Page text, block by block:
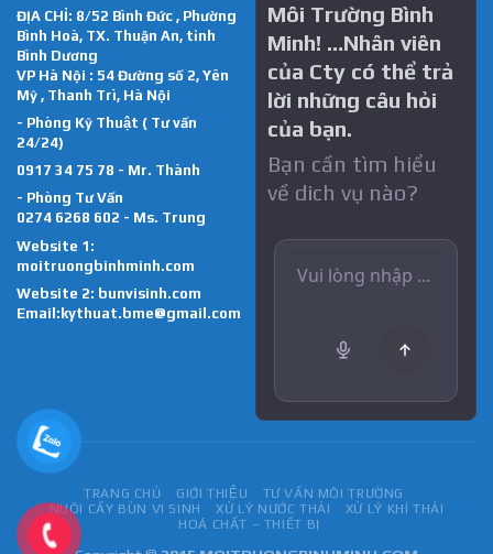
ĐỊA CHỈ: 8/52 Bình Đức , Phường
Bình Hoà, TX. Thuận An, tỉnh
Bình Dương
VP Hà Nội : 54 Đường số 2, Yên
Mỹ , Thanh Trì, Hà Nội
- Phòng Kỹ Thuật ( Tư vấn
24/24)
0917 34 75 78 - Mr. Thành
- Phòng Tư Vấn
0274 6268 602 - Ms. Trung
Website 1:
moitruongbinhminh.com
Website 2: bunvisinh.com
Email:kythuat.bme@gmail.com
Môi Trường Bình
Minh! …Nhân viên
của Cty có thể trả
lời những câu hỏi
của bạn.
Bạn cần tìm hiểu
về dich vụ nào?
TRANG CHỦ GIỚI THIỆU
TƯ VẤN MÔI TRƯỜNG
NUÔI CẤY BÙN VI SINH
XỬ LÝ NƯỚC THẢI
XỬ LÝ KHÍ THẢI
HOÁ CHẤT – THIẾT BỊ